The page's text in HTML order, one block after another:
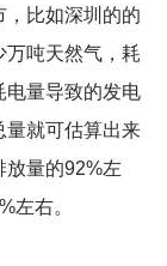
，比如深圳的的
万吨天然气，耗
电量导致的发电
量就可估算出来
放量的92%左
左右。